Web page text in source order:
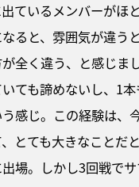
ているメンバーがほ
ると、雰囲気が違う
全く違う、と感じま
ても諦めないし、1
感じ。この経験は、
とても大きなことだ
場。しかし3回戦で